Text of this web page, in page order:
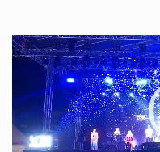
Video
Player